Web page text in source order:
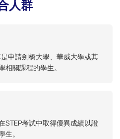
人群
申請劍橋大學、華威大學或其
關課程的學生。
STEP考試中取得優異成績以證
。